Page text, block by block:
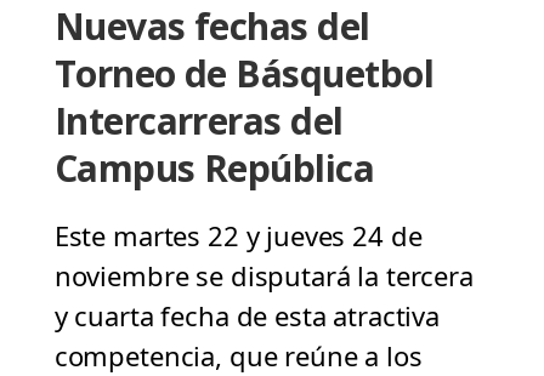
Nuevas fechas del
Torneo de Básquetbol
Intercarreras del
Campus República
Este martes 22 y jueves 24 de
noviembre se disputará la tercera
y cuarta fecha de esta atractiva
competencia, que reúne a los